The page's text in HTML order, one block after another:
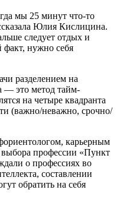
мы 25 минут что-то
Юлия Кислицина.
следует отдых и
нужно себя
разделением на
— это метод тайм-
на четыре квадранта
(важно/неважно, срочно/
карьерным
профессии «Пункт
о профессиях во
составлении
обратить на себя